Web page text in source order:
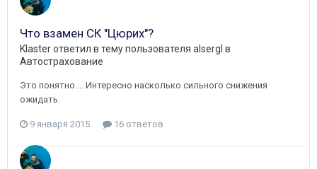
Что взамен СК "Цюрих"?
Klasterответил в тему пользователя alsergl в
Автострахование
Это понятно.... Интересно насколько сильного снижения
ожидать.
9 января 2015 16 ответов